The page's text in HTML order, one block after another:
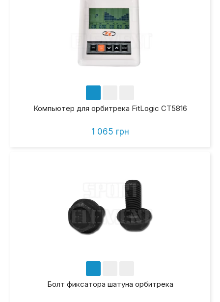
Компьютер для орбитрека FitLogic CT5816
1 065 грн
Болт фиксатора шатуна орбитрека